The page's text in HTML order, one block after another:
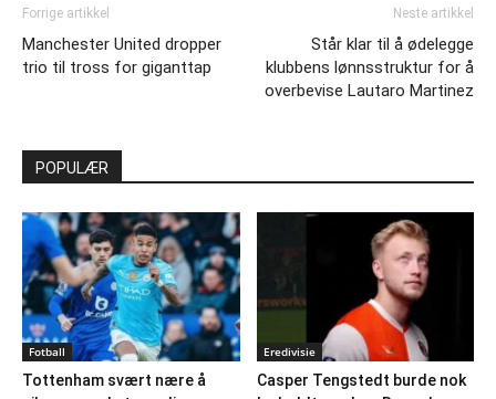
Forrige artikkel
Manchester United dropper
trio til tross for giganttap
Neste artikkel
Står klar til å ødelegge
klubbens lønnsstruktur for å
overbevise Lautaro Martinez
POPULÆR
Fotball
Tottenham svært nære å
Eredivisie
Casper Tengstedt burde nok